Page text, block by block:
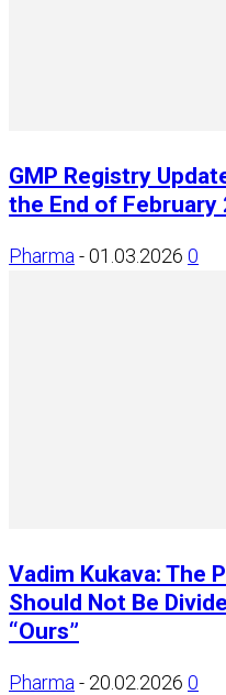
GMP Registry
the End of February
Pharma -01.03.2026 0
Vadim Kukava: The
Should Not Be
“Ours”
Pharma - 20.02.2026 0